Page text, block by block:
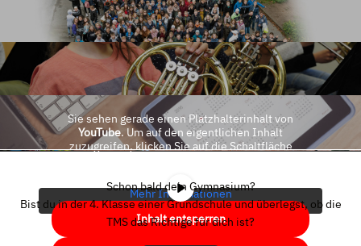
Sie sehen gerade einen Platzhalterinhalt von
YouTube. Um auf den eigentlichen Inhalt
zuzugreifen, klicken Sie auf die Schaltfläche
Mehr Informationen
Inhalt entsperren
Schon bald dein Gymnasium?
Bist du in der 4. Klasse einer Grundschule und überlegst, ob die
TMS das Richtige für dich ist?